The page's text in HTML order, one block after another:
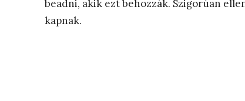
beadni, akik ezt behozzák. Szigorúan
kapnak.